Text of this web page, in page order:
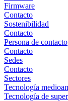
Firmware
Contacto
Sostenibilidad
Contacto
Persona de contacto
Contacto
Sedes
Contacto
Sectores
Tecnología
Tecnología de